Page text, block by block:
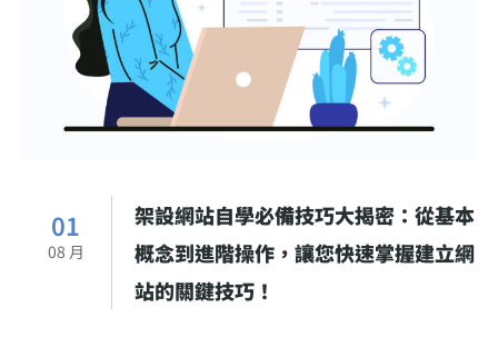
01
08 月
架設網站自學必備技巧大揭密：從基本
概念到進階操作，讓您快速掌握建立網
站的關鍵技巧！